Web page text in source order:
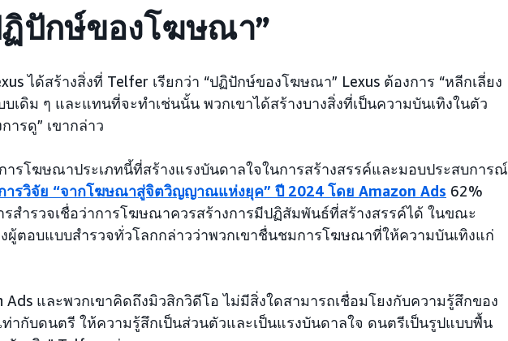
ฏิปักษ์ของโฆษณา”
ได้สร้างสิ่งที่ Telfer เรียกว่า “ปฏิปักษ์ของโฆษณา” Lexus ต้องการ “หลีกเลี่ยง
ดิม ๆ และแทนที่จะทำเช่นนั้น พวกเขาได้สร้างบางสิ่งที่เป็นความบันเทิงในตัว
ารดู” เขากล่าว
ารโฆษณาประเภทนี้ที่สร้างแรงบันดาลใจในการสร้างสรรค์และมอบประสบการณ์
ารวิจัย “จากโฆษณาสู่จิตวิญญาณแห่งยุค” ปี 2024 โดย Amazon Ads 62%
รสำรวจเชื่อว่าการโฆษณาควรสร้างการมีปฏิสัมพันธ์ที่สร้างสรรค์ได้ ในขณะ
ผู้ตอบแบบสำรวจทั่วโลกกล่าวว่าพวกเขาชื่นชมการโฆษณาที่ให้ความบันเทิงแก่
Ads และพวกเขาคิดถึงมิวสิกวิดีโอ ไม่มีสิ่งใดสามารถเชื่อมโยงกับความรู้สึกของ
ท่ากับดนตรี ให้ความรู้สึกเป็นส่วนตัวและเป็นแรงบันดาลใจ ดนตรีเป็นรูปแบบพื้น